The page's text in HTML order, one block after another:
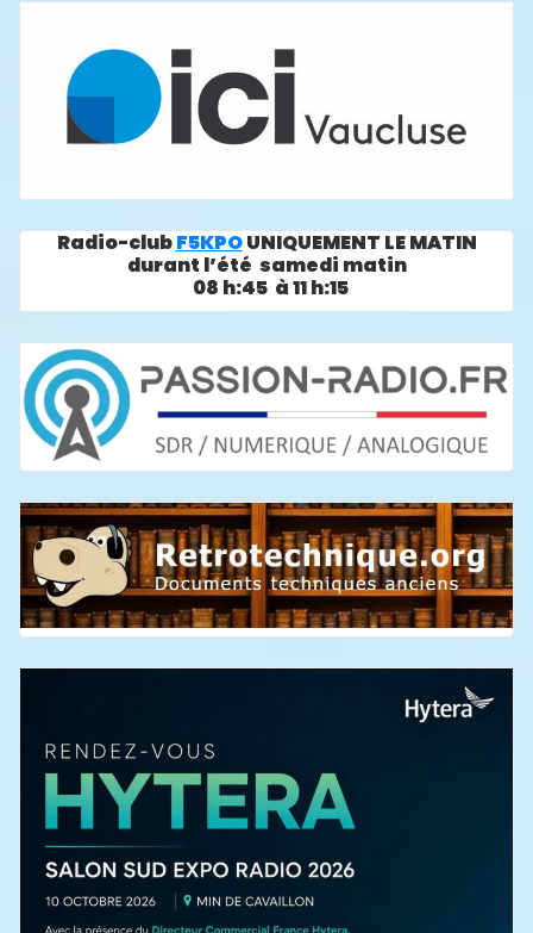
Radio-clubF5KPOUNIQUEMENT LE MATIN
durant l’été samedi matin
08 h:45 à 11 h:15